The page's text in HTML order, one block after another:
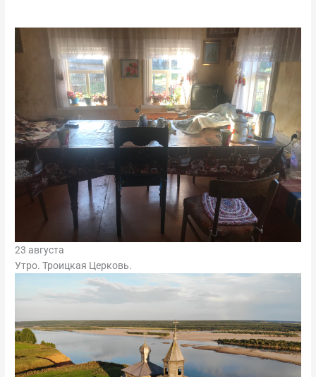
23 августа
Утро. Троицкая Церковь.